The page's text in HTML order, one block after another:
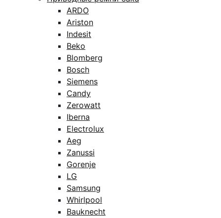
ARDO
Ariston
Indesit
Beko
Blomberg
Bosch
Siemens
Candy
Zerowatt
Iberna
Electrolux
Aeg
Zanussi
Gorenje
LG
Samsung
Whirlpool
Bauknecht